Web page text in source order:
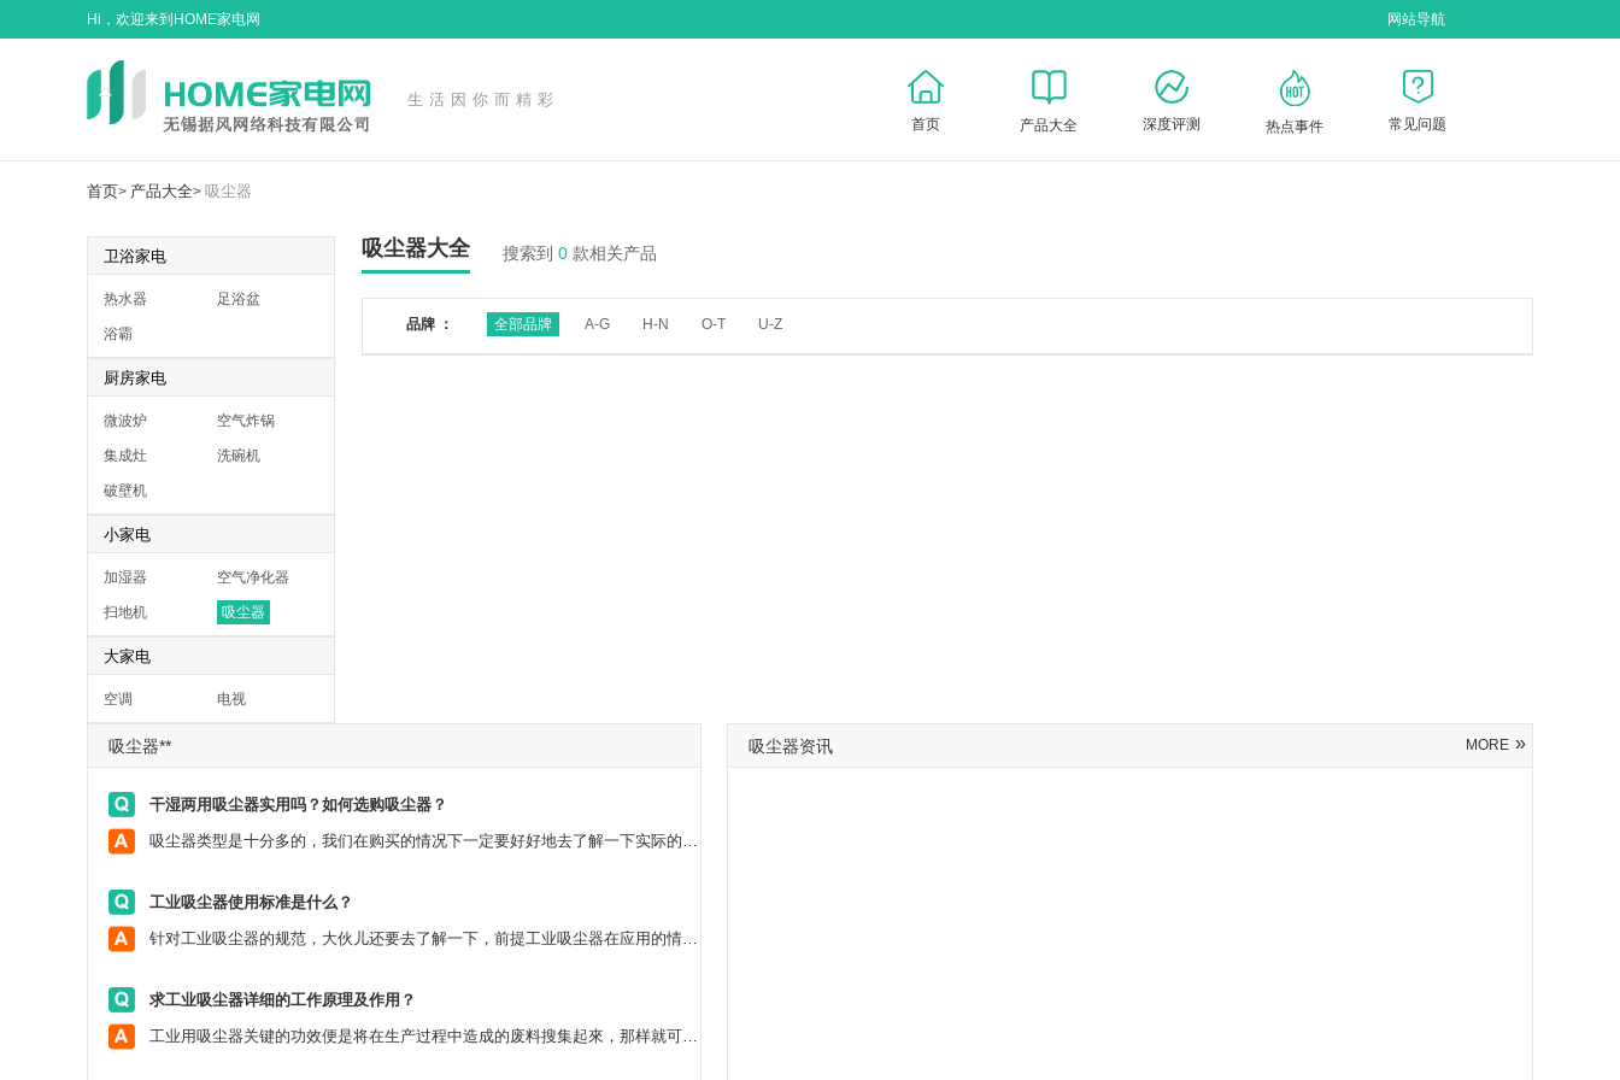
Hi，欢迎来到HOME家电网 网站导航
生活因你而精彩
首页 产品大全 深度评测 热点事件 常见问题
首页> 产品大全> 吸尘器
卫浴家电
热水器 足浴盆
浴霸
厨房家电
微波炉 空气炸锅
集成灶 洗碗机
破壁机
小家电
加湿器 空气净化器
扫地机 吸尘器
大家电
空调 电视
吸尘器大全 搜索到 0 款相关产品
品牌 ： 全部品牌 A-G H-N O-T U-Z
吸尘器**
干湿两用吸尘器实用吗？如何选购吸尘器？
吸尘器类型是十分多的，我们在购买的情况下一定要好好地去了解一下实际的种类。干湿两用吸尘器便是十分非常好的商品，这款商品可用的范畴是较为广的，既能够 干着用还可以湿着用，并且在应用的情况下也是较为安全性，一般都不容易发生安全生产事故。假如大伙儿要选购得话，就应当要挑选适合的品牌。
工业吸尘器使用标准是什么？
针对工业吸尘器的规范，大伙儿还要去了解一下，前提工业吸尘器在应用的情况下噪声不能很大，不能危害大家的一切正常日常生活，次之，工业吸尘器吸尘土的实际效果一定要好一点，不能够让气体里边还存在尘土，自然工业吸尘器应用的使用寿命还要久一点。
求工业吸尘器详细的工作原理及作用？
工业用吸尘器关键的功效便是将在生产过程中造成的废料搜集起來，那样就可以将气体开展过虑和演变，与此同时还能够清理全部办公环境，这跟人力清理比起來，会便捷许多。如今的工业吸尘器的应用范畴愈来愈广了，不但能够 清理垃圾，有的还能够吸引住许多颗粒物废弃物，有害有危害的汽体也可以消化吸收，例如在纺织业中，还能够回些催化反应物等，这类环保机械对除灰十分的合理。
吸尘器资讯 MORE »